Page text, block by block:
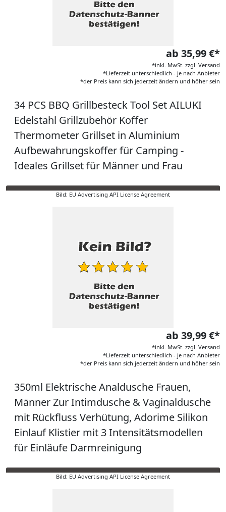
ab 35,99 €*
*inkl. MwSt. zzgl. Versand
*Lieferzeit unterschiedlich - je nach Anbieter
*der Preis kann sich jederzeit ändern und höher sein
34 PCS BBQ Grillbesteck Tool Set AILUKI
Edelstahl Grillzubehör Koffer
Thermometer Grillset in Aluminium
Aufbewahrungskoffer für Camping -
Ideales Grillset für Männer und Frau
Bild: EU Advertising API License Agreement
ab 39,99 €*
*inkl. MwSt. zzgl. Versand
*Lieferzeit unterschiedlich - je nach Anbieter
*der Preis kann sich jederzeit ändern und höher sein
350ml Elektrische Analdusche Frauen,
Männer Zur Intimdusche & Vaginaldusche
mit Rückfluss Verhütung, Adorime Silikon
Einlauf Klistier mit 3 Intensitätsmodellen
für Einläufe Darmreinigung
Bild: EU Advertising API License Agreement